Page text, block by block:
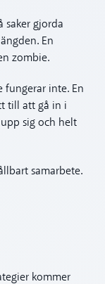
saker gjorda
En
zombie.
fungerar inte. En
till att gå in i
sig och helt
samarbete.
kommer